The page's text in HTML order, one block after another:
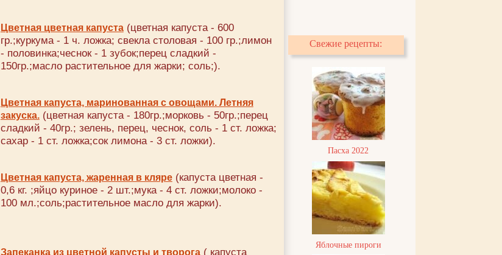
Цветная цветная капуста(цветная капуста - 600
гр.;куркума - 1 ч. ложка; свекла столовая - 100 гр.;лимон
- половинка;чеснок - 1 зубок;перец сладкий -
150гр.;масло растительное для жарки; соль;).
Цветная капуста, маринованная с овощами. Летняя
закуска.(цветная капуста - 180гр.;морковь - 50гр.;перец
сладкий - 40гр.; зелень, перец, чеснок, соль - 1 ст. ложка;
сахар - 1 ст. ложка;сок лимона - 3 ст. ложки).
Цветная капуста, жаренная в кляре(капуста цветная -
0,6 кг. ;яйцо куриное - 2 шт.;мука - 4 ст. ложки;молоко -
100 мл.;соль;растительное масло для жарки).
Запеканка из цветной капусты и творога( капуста
Свежие рецепты:
Пасха 2022
Яблочные пироги